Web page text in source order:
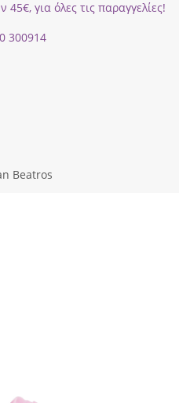
για όλες τις παραγγελίες!
300914
Beatros